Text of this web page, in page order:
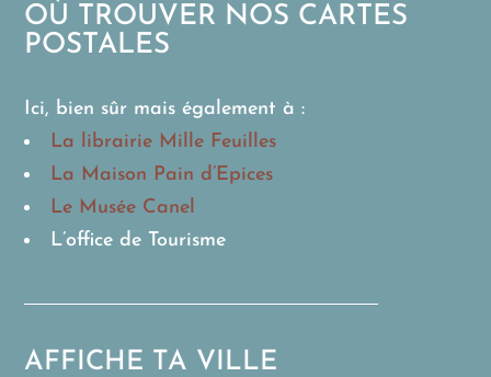
OÙ TROUVER NOS CARTES
POSTALES
Ici, bien sûr mais également à :
La librairie Mille Feuilles
La Maison Pain d’Epices
Le Musée Canel
L’office de Tourisme
AFFICHE TA VILLE